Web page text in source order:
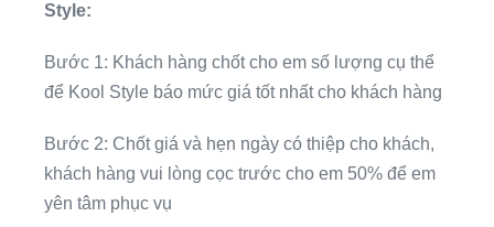
Style:
Bước 1: Khách hàng chốt cho em số lượng cụ thể
để Kool Style báo mức giá tốt nhất cho khách hàng
Bước 2: Chốt giá và hẹn ngày có thiệp cho khách,
khách hàng vui lòng cọc trước cho em 50% để em
yên tâm phục vụ